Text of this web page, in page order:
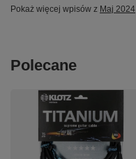
Pokaż więcej wpisów z Maj 2024
Polecane